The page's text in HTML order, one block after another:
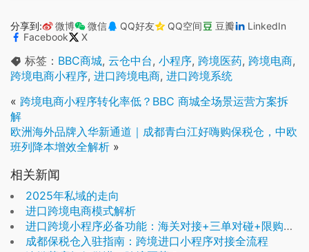
分享到: 微博 微信 QQ好友 QQ空间 豆瓣
LinkedIn
Facebook
X
标签： BBC商城, 云仓中台, 小程序, 跨境医药, 跨境电商,
跨境电商小程序, 进口跨境电商, 进口跨境系统
« 跨境电商小程序转化率低？BBC 商城全场景运营方案拆
解
欧洲海外品牌入华新通道｜成都青白江好嗨购保税仓，中欧
班列降本增效全解析 »
相关新闻
2025年私域的走向
进口跨境电商模式解析
进口跨境小程序必备功能：海关对接+三单对碰+限购管控
成都保税仓入驻指南：跨境进口小程序对接全流程